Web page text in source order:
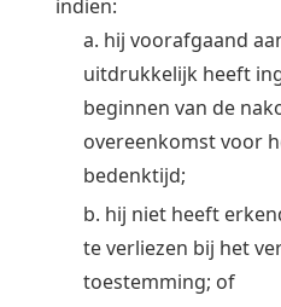
indien:
a. hij voorafgaand
uitdrukkelijk heeft
beginnen van de
overeenkomst voor
bedenktijd;
b. hij niet heeft
te verliezen bij het
toestemming; of